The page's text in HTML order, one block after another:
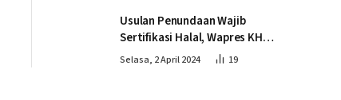
Usulan Penundaan Wajib
Sertifikasi Halal, Wapres KH
Ma’ruf Amin: Proses Tetap
Selasa, 2 April 2024 19